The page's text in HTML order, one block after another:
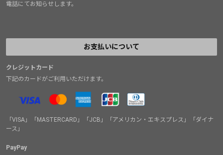
電話にてお知らせします。
お支払いについて
クレジットカード
下記のカードがご利用いただけます。
「VISA」「MASTERCARD」「JCB」「アメリカン・エキスプレス」「ダイナ
ース」
PayPay